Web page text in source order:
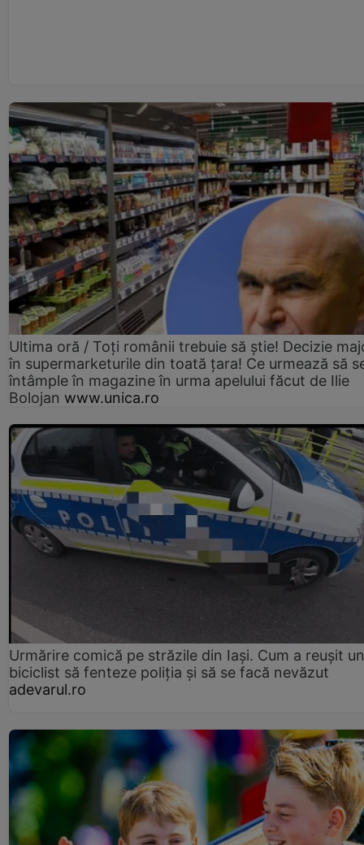
Ultima oră / Toți românii trebuie să știe! Decizie
în supermarketurile din toată țara! Ce urmează să
întâmple în magazine în urma apelului făcut de Ilie
Bolojan www.unica.ro
Urmărire comică pe străzile din Iași. Cum a reușit un
biciclist să fenteze poliția și să se facă nevăzut
adevarul.ro